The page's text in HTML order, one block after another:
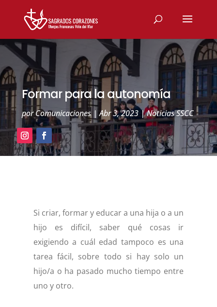
Formar para la autonomía
porComunicaciones|Abr 3, 2023|Noticias SSCC
Si criar, formar y educar a una hija o a un
hijo es difícil, saber qué cosas ir
exigiendo a cuál edad tampoco es una
tarea fácil, sobre todo si hay solo un
hijo/a o ha pasado mucho tiempo entre
uno y otro.